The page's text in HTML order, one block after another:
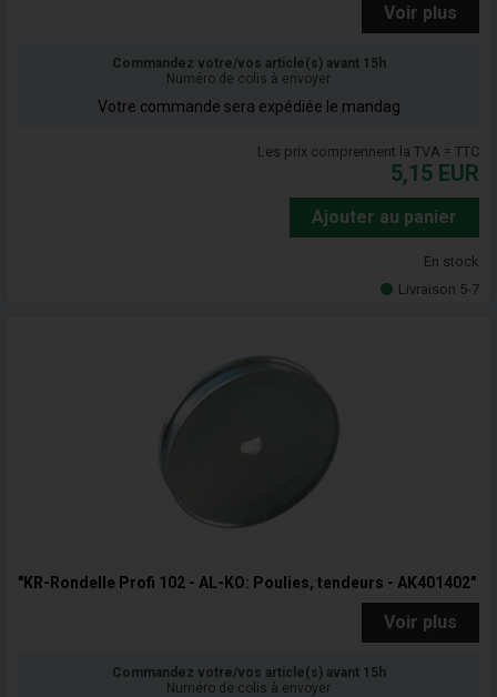
Voir plus
Commandez votre/vos article(s) avant 15h
Numéro de colis à envoyer
Votre commande sera expédiée le mandag
Les prix comprennent la TVA = TTC
5,15 EUR
Ajouter au panier
En stock
Livraison 5-7
"KR-Rondelle Profi 102 - AL-KO: Poulies, tendeurs - AK401402"
Voir plus
Commandez votre/vos article(s) avant 15h
Numéro de colis à envoyer